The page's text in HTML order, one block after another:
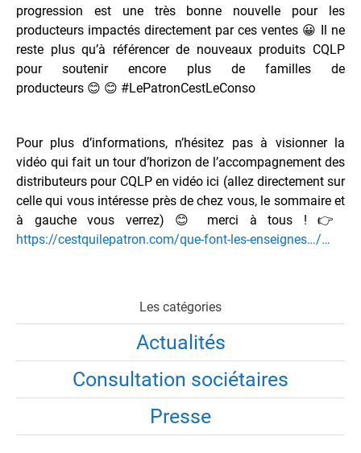
progression est une très bonne nouvelle pour les
producteurs impactés directement par ces ventes 😀 Il ne
reste plus qu’à référencer de nouveaux produits CQLP
pour soutenir encore plus de familles de
producteurs 😊 😊 #LePatronCestLeConso
Pour plus d’informations, n’hésitez pas à visionner la
vidéo qui fait un tour d’horizon de l’accompagnement des
distributeurs pour CQLP en vidéo ici (allez directement sur
celle qui vous intéresse près de chez vous, le sommaire et
à gauche vous verrez) 😊 merci à tous !👉
https://cestquilepatron.com/que-font-les-enseignes…/…
Les catégories
Actualités
Consultation sociétaires
Presse